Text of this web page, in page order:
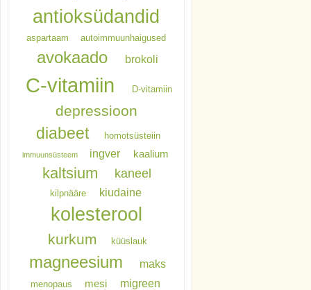
antioksüdandid
aspartaam autoimmuunhaigused
avokaado brokoli
C-vitamiin D-vitamiin
depressioon
diabeet homotsüsteiin
immuunsüsteem ingver kaalium
kaltsium kaneel
kilpnääre kiudaine
kolesterool
kurkum küüslauk
magneesium maks
menopaus mesi migreen